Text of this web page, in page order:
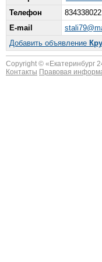
Телефон
E-mail
Добавить объявление
Copyright © « Екатеринбург
Контакты Правовая